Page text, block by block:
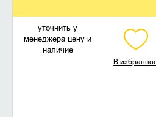
уточнить у
менеджера цену и
наличие
В